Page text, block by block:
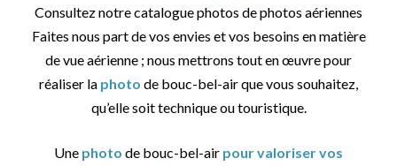
Consultez notre catalogue photos de photos aériennes
Faites nous part de vos envies et vos besoins en matière
de vue aérienne ; nous mettrons tout en œuvre pour
réaliser la photo de bouc-bel-air que vous souhaitez,
qu’elle soit technique ou touristique.
Une photo de bouc-bel-air pour valoriser vos